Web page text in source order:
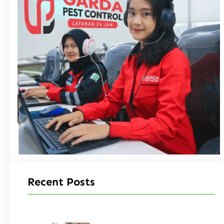
Recent Posts